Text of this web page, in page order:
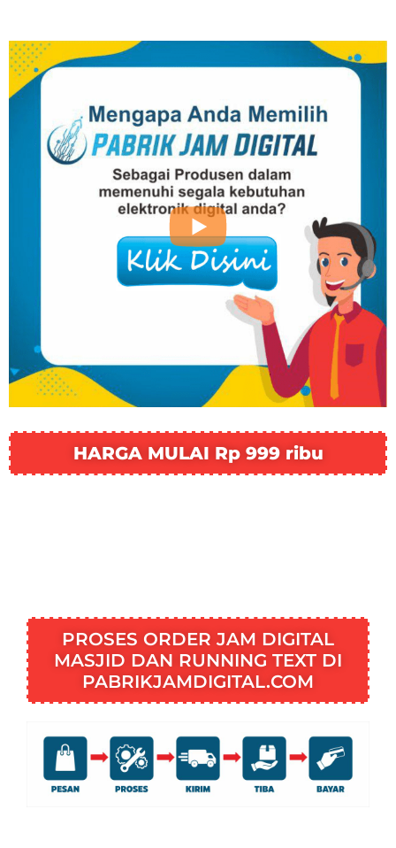
HARGA MULAI Rp 999 ribu
PROSES ORDER JAM DIGITAL
MASJID DAN RUNNING TEXT DI
PABRIKJAMDIGITAL.COM